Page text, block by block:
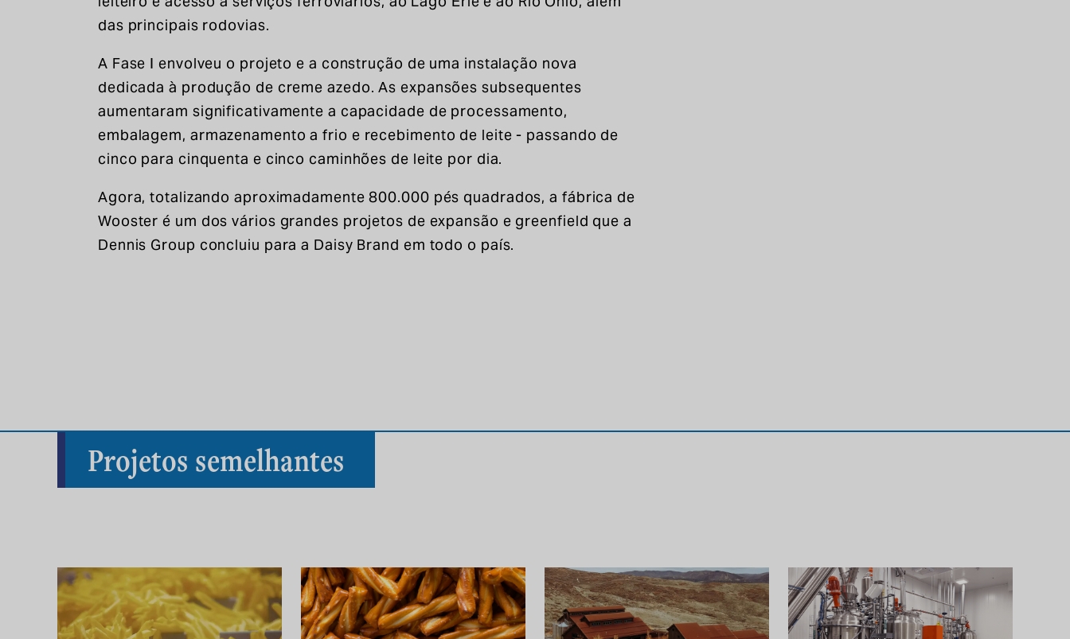
das principais rodovias.
A Fase I envolveu o projeto e a construção de uma instalação nova
dedicada à produção de creme azedo. As expansões subsequentes
aumentaram significativamente a capacidade de processamento,
embalagem, armazenamento a frio e recebimento de leite - passando de
cinco para cinquenta e cinco caminhões de leite por dia.
Agora, totalizando aproximadamente 800.000 pés quadrados, a fábrica de
Wooster é um dos vários grandes projetos de expansão e greenfield que a
Dennis Group concluiu para a Daisy Brand em todo o país.
Projetos semelhantes